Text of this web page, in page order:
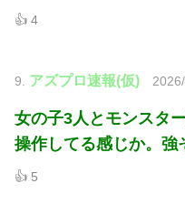
👍 4
9. アズプロ速報(仮)
女の子3人とモンスタ
操作してる感じか。強
👍 5